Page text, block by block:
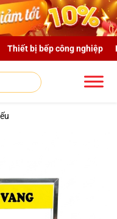
Thiết bị bếp công nghiệp